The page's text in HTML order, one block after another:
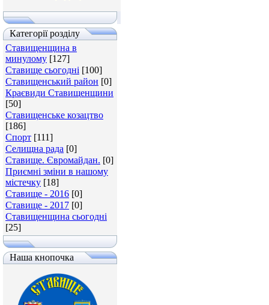
Категорії розділу
Ставищенщина в
минулому [127]
Ставище сьогодні [100]
Ставищенський район [0]
Краєвиди Ставищенщини
[50]
Ставищенське козацтво
[186]
Спорт [111]
Селищна рада [0]
Ставище. Євромайдан. [0]
Приємні зміни в нашому
містечку [18]
Ставище - 2016 [0]
Ставище - 2017 [0]
Ставищенщина сьогодні
[25]
Наша кнопочка